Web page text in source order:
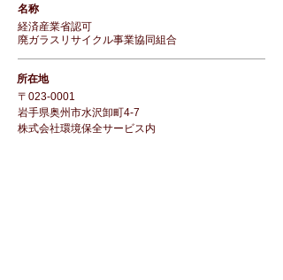
名称
経済産業省認可
廃ガラスリサイクル事業協同組合
所在地
〒023-0001
岩手県奥州市水沢卸町4-7
株式会社環境保全サービス内